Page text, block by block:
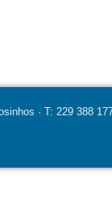
· T: 229 388